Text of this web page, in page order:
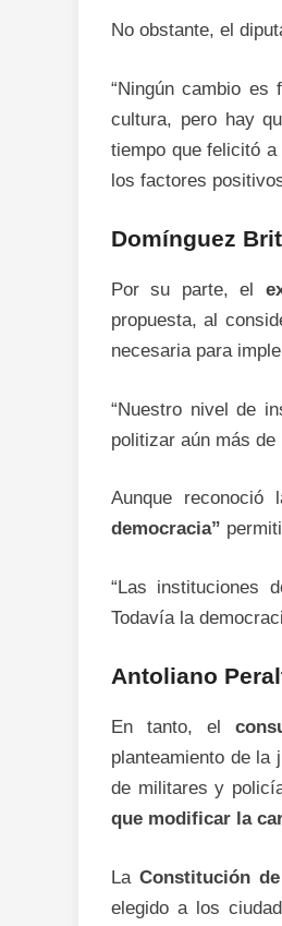
No obstante, el
“Ningún cambio
cultura, pero hay
tiempo que felicitó
los factores
Domínguez
Por su parte, el
propuesta, al
necesaria para
“Nuestro nivel de
politizar aún más
Aunque
democracia”
“Las instituciones
Todavía la
Antoliano
En tanto, el
planteamiento de la
de militares y
que modificar la
La Constitución
elegido a los